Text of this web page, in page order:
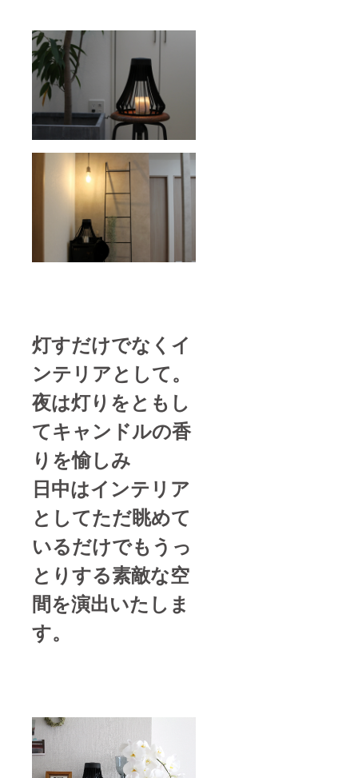
灯すだけでなくイ
ンテリアとして。
夜は灯りをともし
てキャンドルの香
りを愉しみ
日中はインテリア
としてただ眺めて
いるだけでもうっ
とりする素敵な空
間を演出いたしま
す。